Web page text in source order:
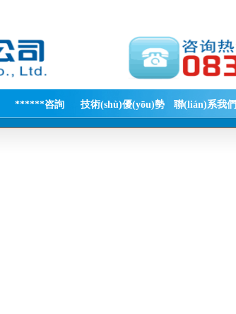
******咨詢 技術(shù)優(yōu)勢 聯(lián)系我們